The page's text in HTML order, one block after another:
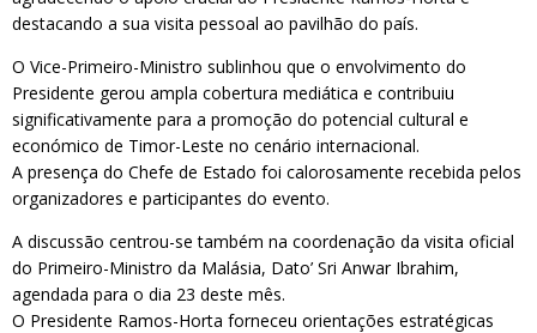
destacando a sua visita pessoal ao pavilhão do país.
O Vice-Primeiro-Ministro sublinhou que o envolvimento do
Presidente gerou ampla cobertura mediática e contribuiu
significativamente para a promoção do potencial cultural e
económico de Timor-Leste no cenário internacional.
A presença do Chefe de Estado foi calorosamente recebida pelos
organizadores e participantes do evento.
A discussão centrou-se também na coordenação da visita oficial
do Primeiro-Ministro da Malásia, Dato’ Sri Anwar Ibrahim,
agendada para o dia 23 deste mês.
O Presidente Ramos-Horta forneceu orientações estratégicas